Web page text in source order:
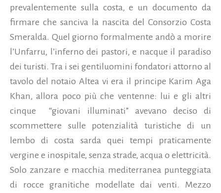
prevalentemente sulla costa, e un documento da
firmare che sanciva la nascita del Consorzio Costa
Smeralda. Quel giorno formalmente andò a morire
l’Unfarru, l’inferno dei pastori, e nacque il paradiso
dei turisti. Tra i sei gentiluomini fondatori attorno al
tavolo del notaio Altea vi era il principe Karim Aga
Khan, allora poco più che ventenne: lui e gli altri
cinque “giovani illuminati” avevano deciso di
scommettere sulle potenzialità turistiche di un
lembo di costa sarda quei tempi praticamente
vergine e inospitale, senza strade, acqua o elettricità.
Solo zanzare e macchia mediterranea punteggiata
di rocce granitiche modellate dai venti. Mezzo